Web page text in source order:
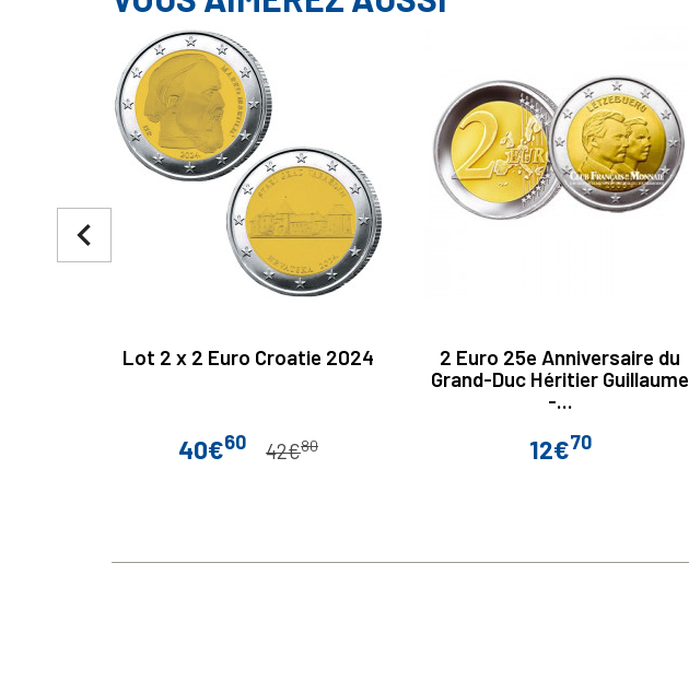
Lot 2 x 2 Euro Croatie 2024
Prix
40€60 Prix de base
42€80
2 Euro 25e Anniversaire du
Grand-Duc Héritier Guillaume
-...
Prix
12€70
navigate_before